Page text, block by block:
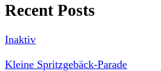
Recent Posts
Inaktiv
Kleine Spritzgebäck-Parade